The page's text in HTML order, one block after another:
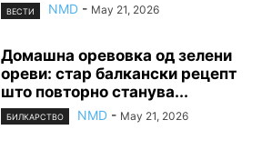
ВЕСТИ NMD - May 21, 2026
Домашна оревовка од зелени
ореви: стар балкански рецепт
што повторно станува...
БИЛКАРСТВО NMD - May 21, 2026